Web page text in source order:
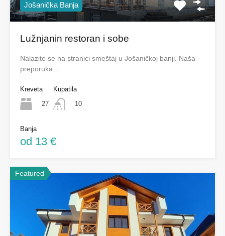
Jošanička Banja
Lužnjanin restoran i sobe
Nalazite se na stranici smeštaj u Jošaničkoj banji. Naša
preporuka…
Kreveta
27
Kupatila
10
Banja
od 13 €
Featured